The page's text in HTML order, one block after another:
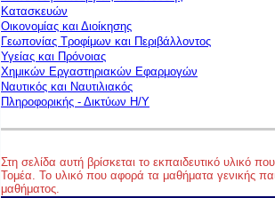
Κατασκευών
Οικονομίας και Διοίκησης
Γεωπονίας Τροφίμων και Περιβάλλοντος
Υγείας και Πρόνοιας
Χημικών Εργαστηριακών Εφαρμογών
Ναυτικός και Ναυτιλιακός
Πληροφορικής - Δικτύων Η/Υ
Στη σελίδα αυτή βρίσκεται το εκπαιδευτικό υλικό
Τομέα. Το υλικό που αφορά τα μαθήματα γενικής
μαθήματος.